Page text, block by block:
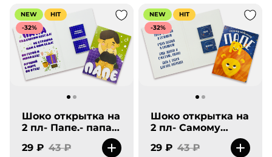
большой буквы.
NEW
HIT
-32%
Шоко открытка на
2 пл- Папе.- папа с
девочкой. Улыбок
фортуны, Огонька
29 ₽ 43 ₽
NEW
HIT
-32%
Шоко открытка на
2 пл- Самому
любимому папе-
лев. Здоровья,
29 ₽ 43 ₽